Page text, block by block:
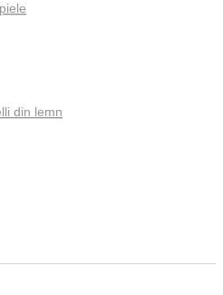
din lemn